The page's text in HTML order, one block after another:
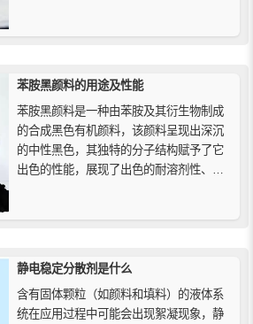
苯胺黑颜料的用途及性能
苯胺黑颜料是一种由苯胺及其衍生物制成
的合成黑色有机颜料，该颜料呈现出深沉
的中性黑色，其独特的分子结构赋予了它
出色的性能，展现了出色的耐溶剂性、耐
静电稳定分散剂是什么
含有固体颗粒（如颜料和填料）的液体系
统在应用过程中可能会出现絮凝现象，静